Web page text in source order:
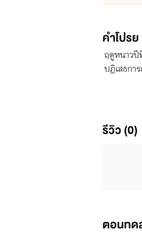
คำโปรย
ฤดูหนาวปี
ปฏิเสธกา
รีวิว (0)
ตอนทด